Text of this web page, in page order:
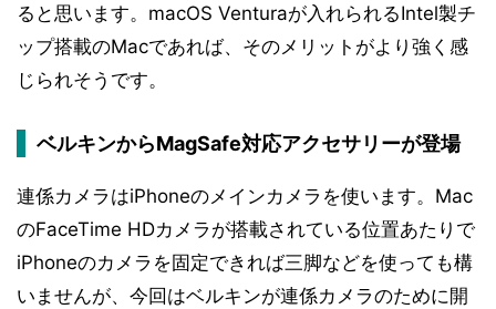
ると思います。macOS Venturaが入れられるIntel製チ
ップ搭載のMacであれば、そのメリットがより強く感
じられそうです。
ベルキンからMagSafe対応アクセサリーが登場
連係カメラはiPhoneのメインカメラを使います。Mac
のFaceTime HDカメラが搭載されている位置あたりで
iPhoneのカメラを固定できれば三脚などを使っても構
いませんが、今回はベルキンが連係カメラのために開